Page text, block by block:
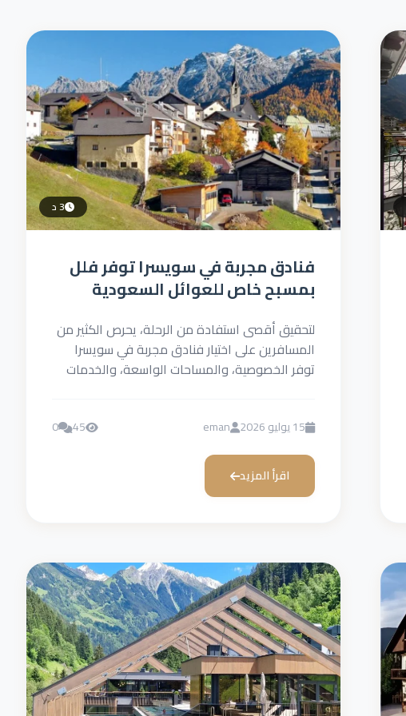
3 د
فنادق مجربة في سويسرا توفر فلل
بمسبح خاص للعوائل السعودية
لتحقيق أقصى استفادة من الرحلة، يحرص الكثير من
المسافرين على اختيار فنادق مجربة في سويسرا
توفر الخصوصية، والمساحات الواسعة، والخدمات
15 يوليو 2026 eman
45
0
اقرأ المزيد